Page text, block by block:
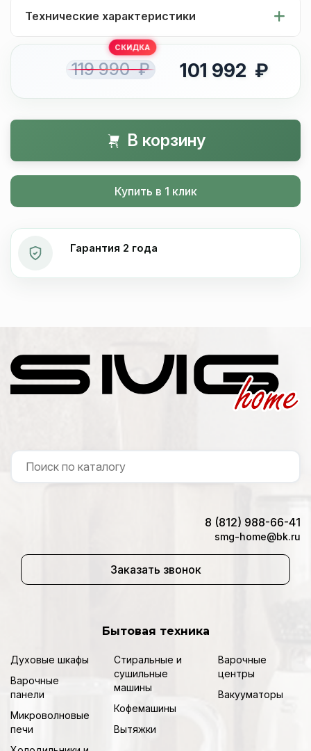
Технические характеристики
119 990 ₽ 101 992 ₽
В корзину
Купить в 1 клик
Гарантия 2 года
8 (812) 988-66-41
smg-home@bk.ru
Заказать звонок
Бытовая техника
Духовые шкафы
Варочные
панели
Микроволновые
печи
Стиральные и
сушильные
машины
Кофемашины
Вытяжки
Варочные
центры
Вакууматоры